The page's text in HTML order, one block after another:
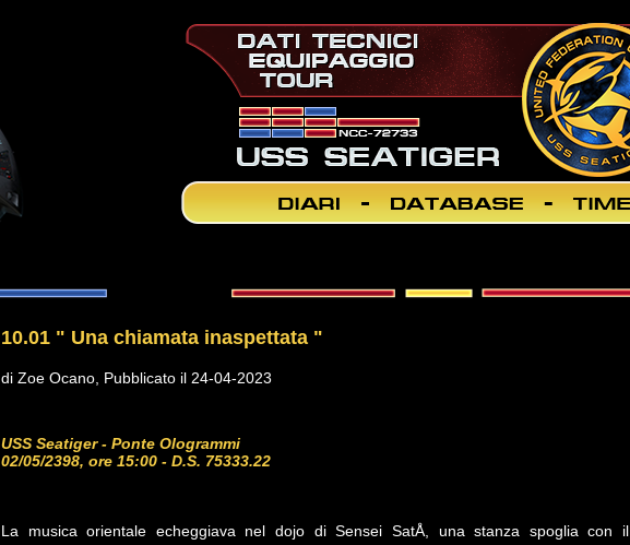
10.01 " Una chiamata inaspettata "
di Zoe Ocano, Pubblicato il 24-04-2023
USS Seatiger - Ponte Ologrammi
02/05/2398, ore 15:00 - D.S. 75333.22
La musica orientale echeggiava nel dojo di Sensei SatÅ, una stanza spoglia con il